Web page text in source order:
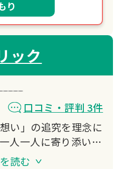
り
ック
口コミ・評判 3件
い」の追究を理念に
人一人に寄り添い、
な家財整理をお約束
読む